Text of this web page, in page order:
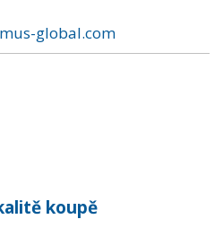
global.com
koupě